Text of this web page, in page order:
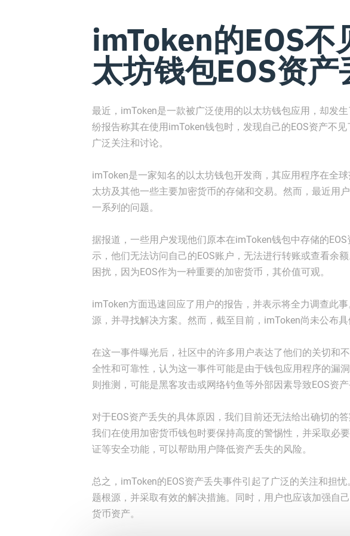
imToken的EOS不
太坊钱包EOS资
最近，imToken是一款被广泛使用的以太坊钱包应用，却发
纷报告称其在使用imToken钱包时，发现自己的EOS资产不
广泛关注和讨论。
imToken是一家知名的以太坊钱包开发商，其应用程序在全
太坊及其他一些主要加密货币的存储和交易。然而，最近用
一系列的问题。
据报道，一些用户发现他们原本在imToken钱包中存储的
示，他们无法访问自己的EOS账户，无法进行转账或查看余
困扰，因为EOS作为一种重要的加密货币，其价值可观。
imToken方面迅速回应了用户的报告，并表示将全力调查此
源，并寻找解决方案。然而，截至目前，imToken尚未公布具
在这一事件曝光后，社区中的许多用户表达了他们的关切和
全性和可靠性，认为这一事件可能是由于钱包应用程序的漏
则推测，可能是黑客攻击或网络钓鱼等外部因素导致EOS资产
对于EOS资产丢失的具体原因，我们目前还无法给出确切的
我们在使用加密货币钱包时要保持高度的警惕性，并采取必
证等安全功能，可以帮助用户降低资产丢失的风险。
总之，imToken的EOS资产丢失事件引起了广泛的关注和担
题根源，并采取有效的解决措施。同时，用户也应该加强自
货币资产。